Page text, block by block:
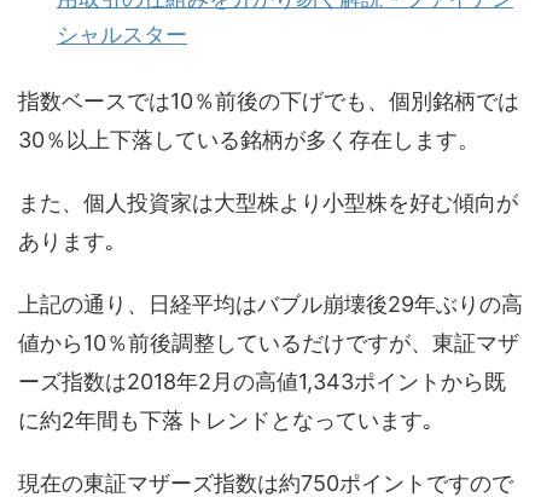
シャルスター
指数ベースでは10％前後の下げでも、個別銘柄では
30％以上下落している銘柄が多く存在します。
また、個人投資家は大型株より小型株を好む傾向が
あります｡
上記の通り、日経平均はバブル崩壊後29年ぶりの高
値から10％前後調整しているだけですが、東証マザ
ーズ指数は2018年2月の高値1,343ポイントから既
に約2年間も下落トレンドとなっています｡
現在の東証マザーズ指数は約750ポイントですので